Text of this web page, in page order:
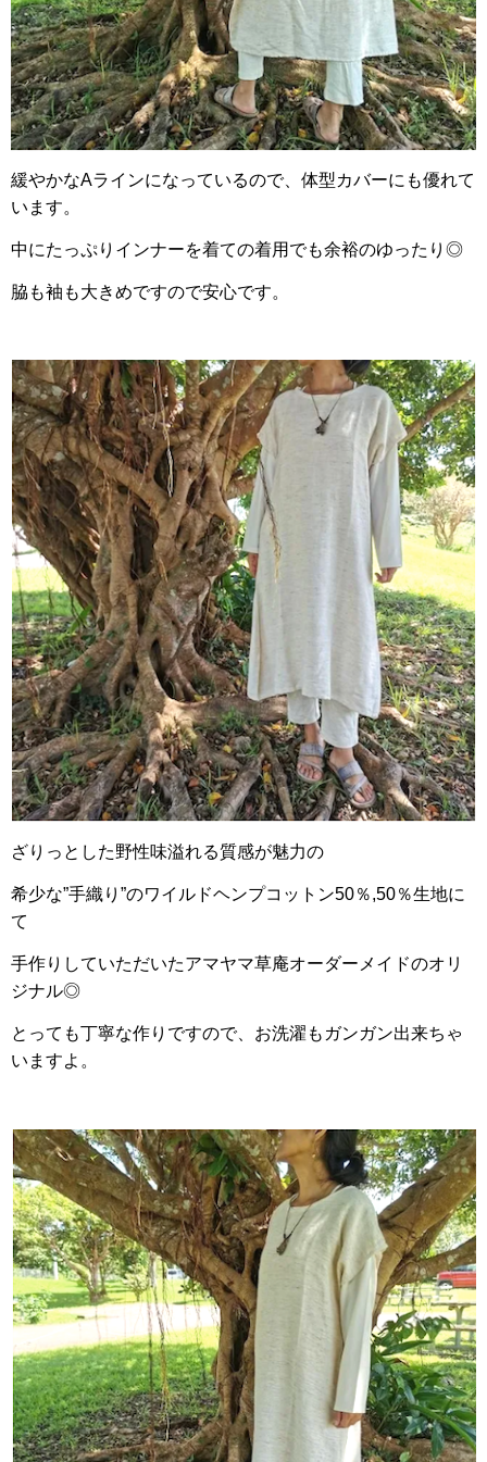
緩やかなAラインになっているので、体型カバーにも優れて
います。
中にたっぷりインナーを着ての着用でも余裕のゆったり◎
脇も袖も大きめですので安心です。
ざりっとした野性味溢れる質感が魅力の
希少な”手織り”のワイルドヘンプコットン50％,50％生地に
て
手作りしていただいたアマヤマ草庵オーダーメイドのオリ
ジナル◎
とっても丁寧な作りですので、お洗濯もガンガン出来ちゃ
いますよ。